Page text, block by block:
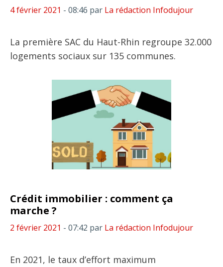
4 février 2021 - 08:46 par La rédaction Infodujour
La première SAC du Haut-Rhin regroupe 32.000
logements sociaux sur 135 communes.
Crédit immobilier : comment ça
marche ?
2 février 2021 - 07:42 par La rédaction Infodujour
En 2021, le taux d’effort maximum